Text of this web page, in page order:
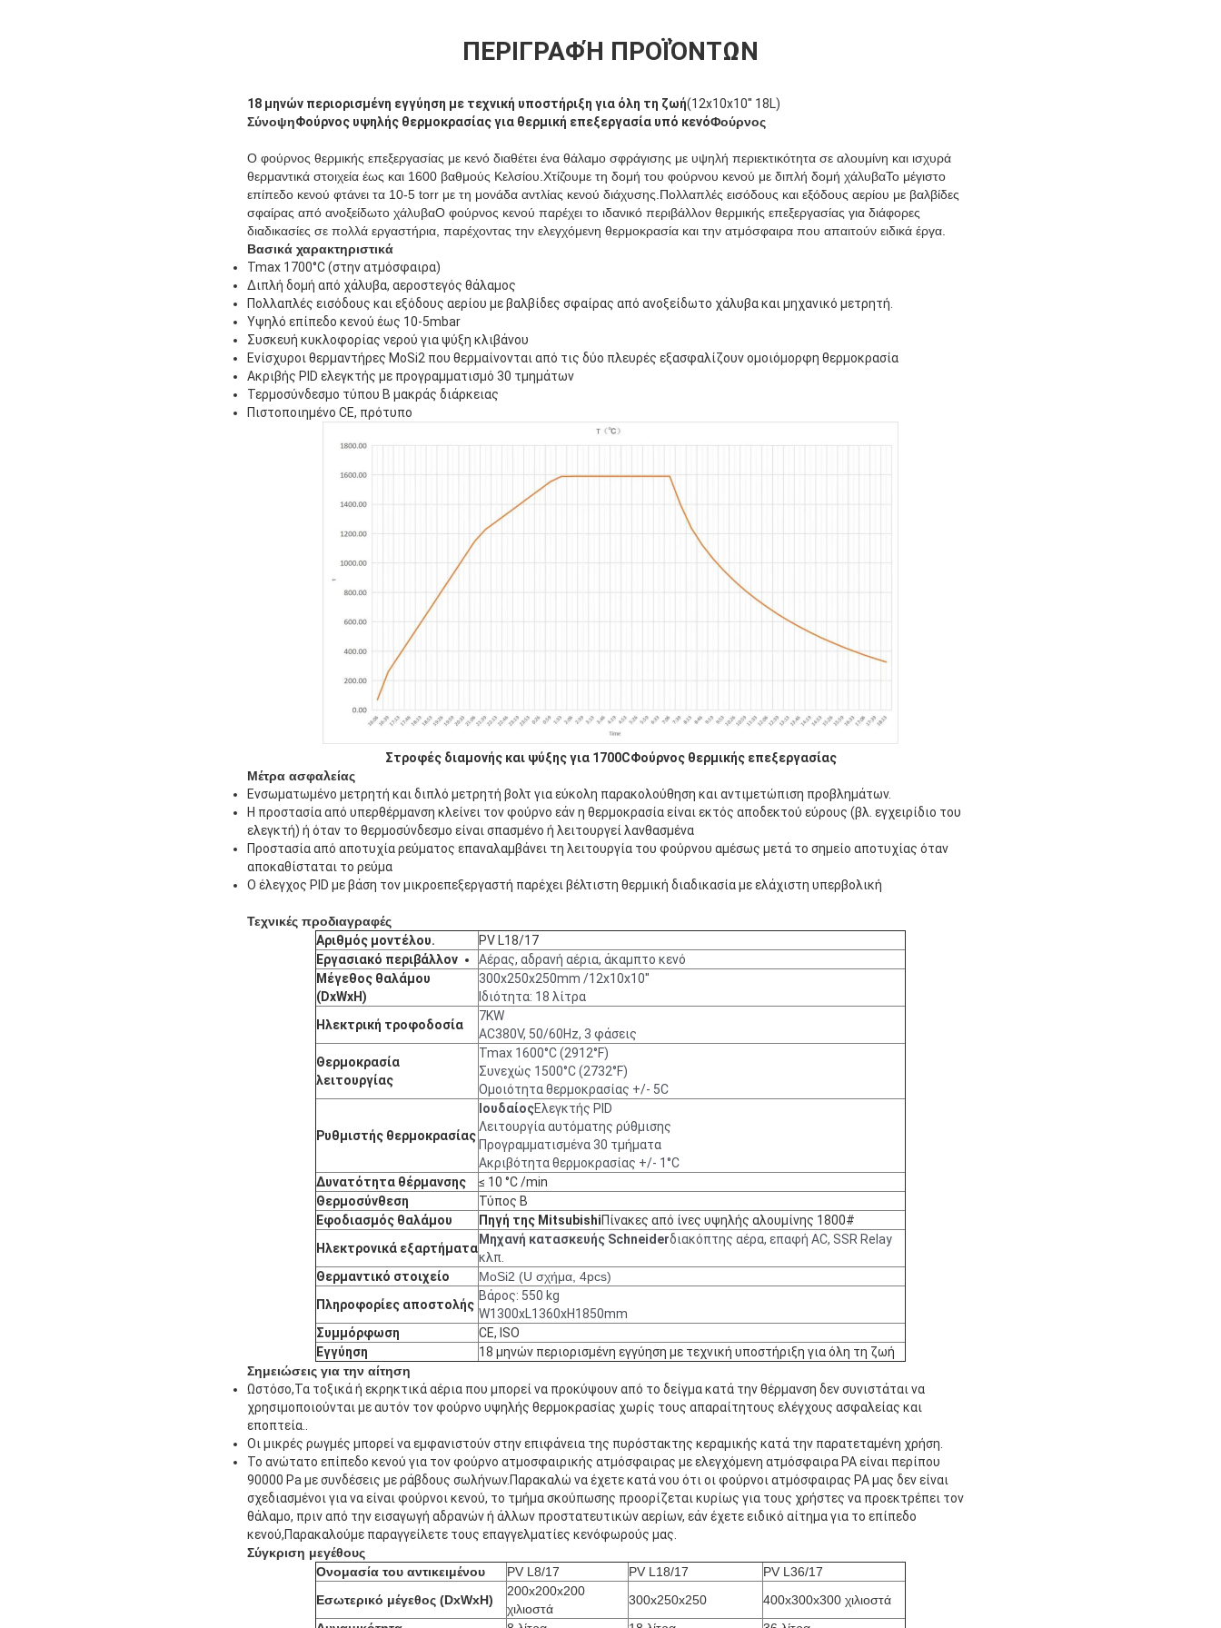
ΠΕΡΙΓΡΑΦΉ ΠΡΟΪΌΝΤΩΝ
18 μηνών περιορισμένη εγγύηση με τεχνική υποστήριξη για όλη τη ζωή(12x10x10′′ 18L)
ΣύνοψηΦούρνος υψηλής θερμοκρασίας για θερμική επεξεργασία υπό κενόΦούρνος
Ο φούρνος θερμικής επεξεργασίας με κενό διαθέτει ένα θάλαμο σφράγισης με υψηλή περιεκτικότητα σε αλουμίνη και ισχυρά
θερμαντικά στοιχεία έως και 1600 βαθμούς Κελσίου.Χτίζουμε τη δομή του φούρνου κενού με διπλή δομή χάλυβαΤο μέγιστο
επίπεδο κενού φτάνει τα 10-5 torr με τη μονάδα αντλίας κενού διάχυσης.Πολλαπλές εισόδους και εξόδους αερίου με βαλβίδες
σφαίρας από ανοξείδωτο χάλυβαΟ φούρνος κενού παρέχει το ιδανικό περιβάλλον θερμικής επεξεργασίας για διάφορες
διαδικασίες σε πολλά εργαστήρια, παρέχοντας την ελεγχόμενη θερμοκρασία και την ατμόσφαιρα που απαιτούν ειδικά έργα.
Βασικά χαρακτηριστικά
Tmax 1700°C (στην ατμόσφαιρα)
Διπλή δομή από χάλυβα, αεροστεγός θάλαμος
Πολλαπλές εισόδους και εξόδους αερίου με βαλβίδες σφαίρας από ανοξείδωτο χάλυβα και μηχανικό μετρητή.
Υψηλό επίπεδο κενού έως 10-5mbar
Συσκευή κυκλοφορίας νερού για ψύξη κλιβάνου
Ενίσχυροι θερμαντήρες MoSi2 που θερμαίνονται από τις δύο πλευρές εξασφαλίζουν ομοιόμορφη θερμοκρασία
Ακριβής PID ελεγκτής με προγραμματισμό 30 τμημάτων
Τερμοσύνδεσμο τύπου Β μακράς διάρκειας
Πιστοποιημένο CE, πρότυπο
Στροφές διαμονής και ψύξης για 1700CΦούρνος θερμικής επεξεργασίας
Μέτρα ασφαλείας
Ενσωματωμένο μετρητή και διπλό μετρητή βολτ για εύκολη παρακολούθηση και αντιμετώπιση προβλημάτων.
Η προστασία από υπερθέρμανση κλείνει τον φούρνο εάν η θερμοκρασία είναι εκτός αποδεκτού εύρους (βλ. εγχειρίδιο του
ελεγκτή) ή όταν το θερμοσύνδεσμο είναι σπασμένο ή λειτουργεί λανθασμένα
Προστασία από αποτυχία ρεύματος επαναλαμβάνει τη λειτουργία του φούρνου αμέσως μετά το σημείο αποτυχίας όταν
αποκαθίσταται το ρεύμα
Ο έλεγχος PID με βάση τον μικροεπεξεργαστή παρέχει βέλτιστη θερμική διαδικασία με ελάχιστη υπερβολική
Τεχνικές προδιαγραφές
Αριθμός μοντέλου.
PV L18/17
Εργασιακό περιβάλλον
Αέρας, αδρανή αέρια, άκαμπτο κενό
Μέγεθος θαλάμου
(DxWxH)
300x250x250mm /12x10x10′′
Ιδιότητα: 18 λίτρα
Ηλεκτρική τροφοδοσία
7KW
AC380V, 50/60Hz, 3 φάσεις
Θερμοκρασία
λειτουργίας
Tmax 1600°C (2912°F)
Συνεχώς 1500°C (2732°F)
Ομοιότητα θερμοκρασίας +/- 5C
Ρυθμιστής θερμοκρασίας
ΙουδαίοςΕλεγκτής PID
Λειτουργία αυτόματης ρύθμισης
Προγραμματισμένα 30 τμήματα
Ακριβότητα θερμοκρασίας +/- 1°C
Δυνατότητα θέρμανσης
≤ 10 °C /min
Θερμοσύνθεση
Τύπος Β
Εφοδιασμός θαλάμου
Πηγή της MitsubishiΠίνακες από ίνες υψηλής αλουμίνης 1800#
Ηλεκτρονικά εξαρτήματα
Μηχανή κατασκευής Schneiderδιακόπτης αέρα, επαφή AC, SSR Relay
κλπ.
Θερμαντικό στοιχείο
MoSi2 (U σχήμα, 4pcs)
Πληροφορίες αποστολής
Βάρος: 550 kg
W1300xL1360xH1850mm
Συμμόρφωση
CE, ISO
Εγγύηση
18 μηνών περιορισμένη εγγύηση με τεχνική υποστήριξη για όλη τη ζωή
Σημειώσεις για την αίτηση
Ωστόσο,Τα τοξικά ή εκρηκτικά αέρια που μπορεί να προκύψουν από το δείγμα κατά την θέρμανση δεν συνιστάται να
χρησιμοποιούνται με αυτόν τον φούρνο υψηλής θερμοκρασίας χωρίς τους απαραίτητους ελέγχους ασφαλείας και
εποπτεία..
Οι μικρές ρωγμές μπορεί να εμφανιστούν στην επιφάνεια της πυρόστακτης κεραμικής κατά την παρατεταμένη χρήση.
Το ανώτατο επίπεδο κενού για τον φούρνο ατμοσφαιρικής ατμόσφαιρας με ελεγχόμενη ατμόσφαιρα PA είναι περίπου
90000 Pa με συνδέσεις με ράβδους σωλήνων.Παρακαλώ να έχετε κατά νου ότι οι φούρνοι ατμόσφαιρας PA μας δεν είναι
σχεδιασμένοι για να είναι φούρνοι κενού, το τμήμα σκούπωσης προορίζεται κυρίως για τους χρήστες να προεκτρέπει τον
θάλαμο, πριν από την εισαγωγή αδρανών ή άλλων προστατευτικών αερίων, εάν έχετε ειδικό αίτημα για το επίπεδο
κενού,Παρακαλούμε παραγγείλετε τους επαγγελματίες κενόφωρούς μας.
Σύγκριση μεγέθους
Ονομασία του αντικειμένου
PV L8/17 PV L18/17
PV L36/17
Εσωτερικό μέγεθος (DxWxH)
200x200x200
χιλιοστά
300x250x250
400x300x300 χιλιοστά